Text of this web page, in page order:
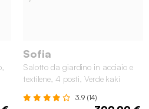
Sofia
Salotto da giardino in acciaio e
textilene, 4 posti, Verde kaki
3.9 (14)